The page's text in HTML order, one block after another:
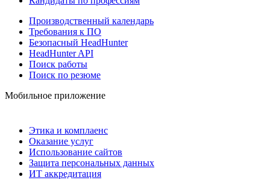
Производственный календарь
Требования к ПО
Безопасный HeadHunter
HeadHunter API
Поиск работы
Поиск по резюме
Мобильное приложение
Этика и комплаенс
Оказание услуг
Использование сайтов
Защита персональных данных
ИТ аккредитация